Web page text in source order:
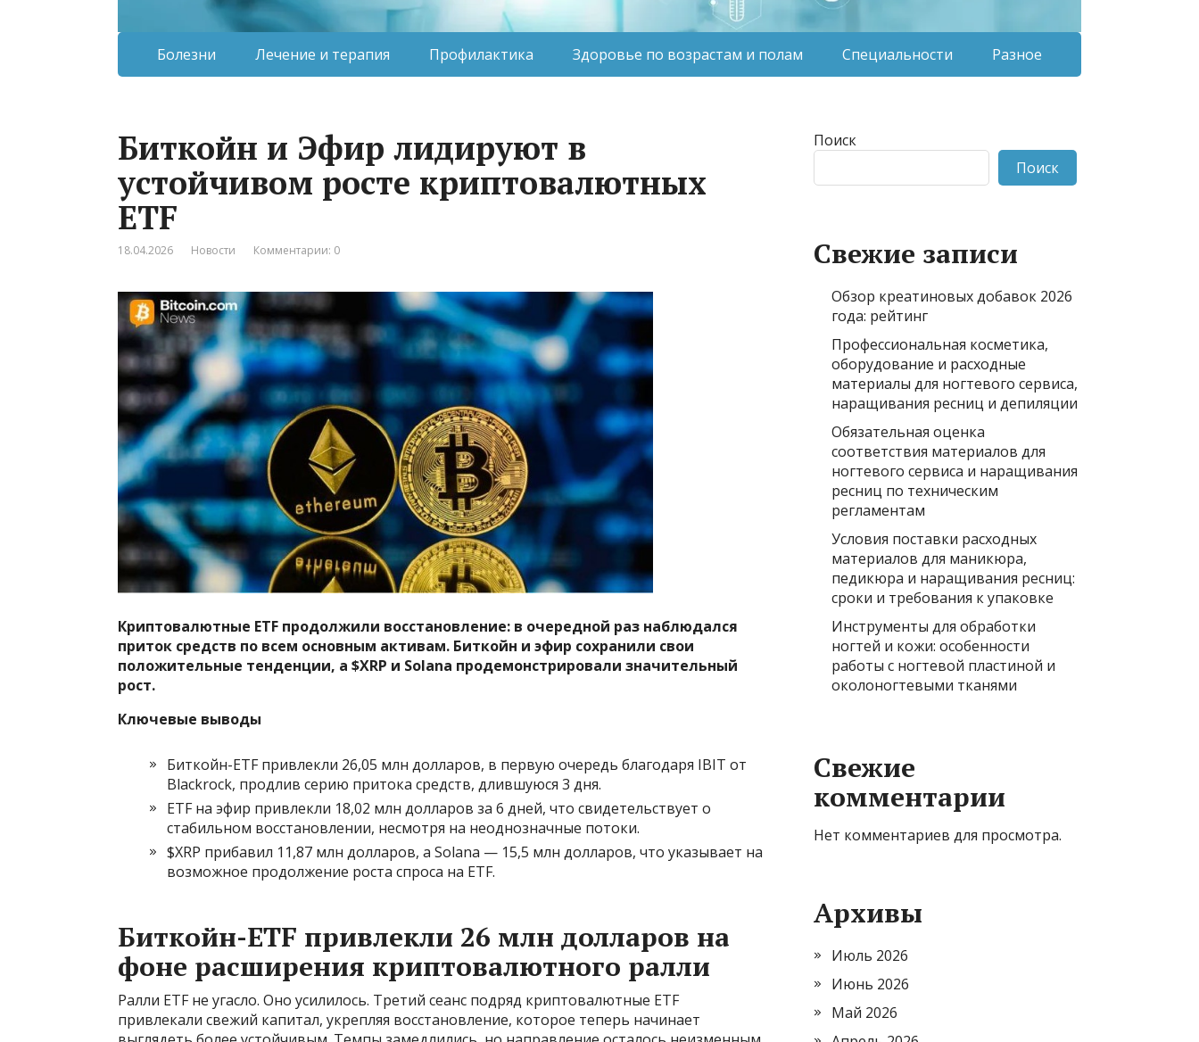
Болезни Лечение и терапия Профилактика Здоровье по возрастам и полам Специальности Разное
Биткойн и Эфир лидируют в
устойчивом росте криптовалютных
ETF
18.04.2026 Новости Комментарии: 0
Криптовалютные ETF продолжили восстановление: в очередной раз наблюдался
приток средств по всем основным активам. Биткойн и эфир сохранили свои
положительные тенденции, а $XRP и Solana продемонстрировали значительный
рост.
Ключевые выводы
Биткойн-ETF привлекли 26,05 млн долларов, в первую очередь благодаря IBIT от
Blackrock, продлив серию притока средств, длившуюся 3 дня.
ETF на эфир привлекли 18,02 млн долларов за 6 дней, что свидетельствует о
стабильном восстановлении, несмотря на неоднозначные потоки.
$XRP прибавил 11,87 млн долларов, а Solana — 15,5 млн долларов, что указывает на
возможное продолжение роста спроса на ETF.
Биткойн-ETF привлекли 26 млн долларов на
фоне расширения криптовалютного ралли
Ралли ETF не угасло. Оно усилилось. Третий сеанс подряд криптовалютные ETF
привлекали свежий капитал, укрепляя восстановление, которое теперь начинает
Поиск
Поиск
Свежие записи
Обзор креатиновых добавок 2026
года: рейтинг
Профессиональная косметика,
оборудование и расходные
материалы для ногтевого сервиса,
наращивания ресниц и депиляции
Обязательная оценка
соответствия материалов для
ногтевого сервиса и наращивания
ресниц по техническим
регламентам
Условия поставки расходных
материалов для маникюра,
педикюра и наращивания ресниц:
сроки и требования к упаковке
Инструменты для обработки
ногтей и кожи: особенности
работы с ногтевой пластиной и
околоногтевыми тканями
Свежие
комментарии
Нет комментариев для просмотра.
Архивы
Июль 2026
Июнь 2026
Май 2026